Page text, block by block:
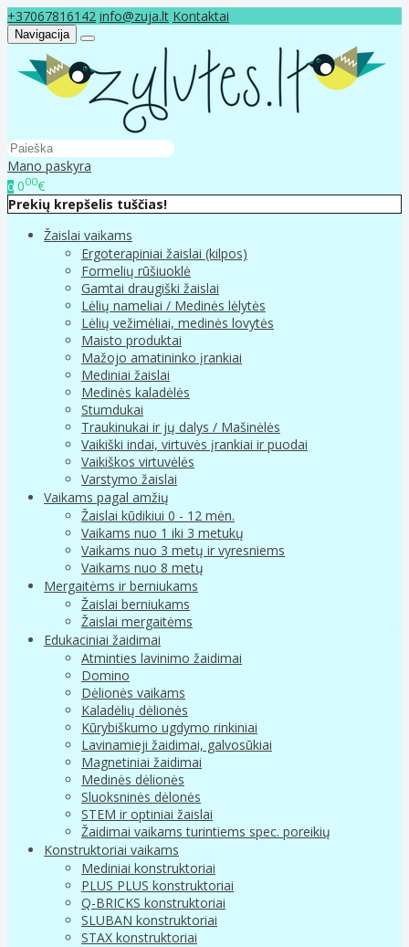
+37067816142 info@zuja.lt Kontaktai
Navigacija
Mano paskyra
0 000€
Prekių krepšelis tuščias!
Žaislai vaikams
Ergoterapiniai žaislai (kilpos)
Formelių rūšiuoklė
Gamtai draugiški žaislai
Lėlių nameliai / Medinės lėlytės
Lėlių vežimėliai, medinės lovytės
Maisto produktai
Mažojo amatininko įrankiai
Mediniai žaislai
Medinės kaladėlės
Stumdukai
Traukinukai ir jų dalys / Mašinėlės
Vaikiški indai, virtuvės įrankiai ir puodai
Vaikiškos virtuvėlės
Varstymo žaislai
Vaikams pagal amžių
Žaislai kūdikiui 0 - 12 mėn.
Vaikams nuo 1 iki 3 metukų
Vaikams nuo 3 metų ir vyresniems
Vaikams nuo 8 metų
Mergaitėms ir berniukams
Žaislai berniukams
Žaislai mergaitėms
Edukaciniai žaidimai
Atminties lavinimo žaidimai
Domino
Dėlionės vaikams
Kaladėlių dėlionės
Kūrybiškumo ugdymo rinkiniai
Lavinamieji žaidimai, galvosūkiai
Magnetiniai žaidimai
Medinės dėlionės
Sluoksninės dėlonės
STEM ir optiniai žaislai
Žaidimai vaikams turintiems spec. poreikių
Konstruktoriai vaikams
Mediniai konstruktoriai
PLUS PLUS konstruktoriai
Q-BRICKS konstruktoriai
SLUBAN konstruktoriai
STAX konstruktoriai